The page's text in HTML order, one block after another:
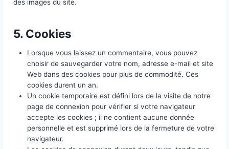
Gravatar ici :https://automattic.com/privacy/.
Si vous téléchargez des images sur le site Web,
éviter de télécharger des images contenant des
localisation intégrées (EXIF GPS). Les visiteurs du
peuvent télécharger et extraire les données de
des images du site.